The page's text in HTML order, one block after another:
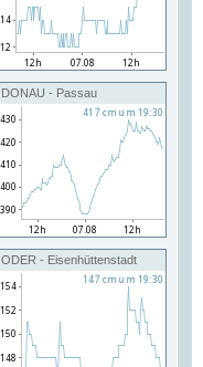
DONAU - Passau
ODER - Eisenhüttenstadt